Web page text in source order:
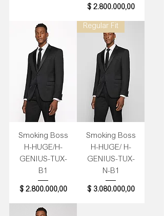
Precio
$ 2.800.000,00
Smoking Boss
H-HUGE/H-
GENIUS-TUX-
B1
Precio
$ 2.800.000,00
Regular Fit
Smoking Boss
H-HUGE/ H-
GENIUS-TUX-
N-B1
Precio
$ 3.080.000,00